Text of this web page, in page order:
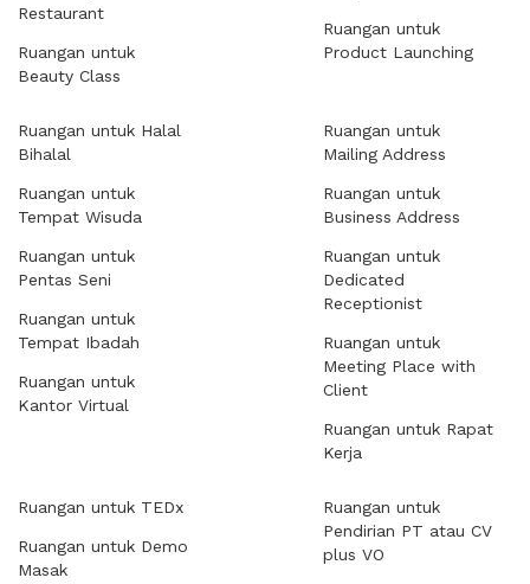
Restaurant
Ruangan untuk
Beauty Class
Ruangan untuk
Product Launching
Ruangan untuk Halal
Bihalal
Ruangan untuk
Tempat Wisuda
Ruangan untuk
Pentas Seni
Ruangan untuk
Tempat Ibadah
Ruangan untuk
Kantor Virtual
Ruangan untuk
Mailing Address
Ruangan untuk
Business Address
Ruangan untuk
Dedicated
Receptionist
Ruangan untuk
Meeting Place with
Client
Ruangan untuk Rapat
Kerja
Ruangan untuk TEDx
Ruangan untuk Demo
Masak
Ruangan untuk
Pendirian PT atau CV
plus VO